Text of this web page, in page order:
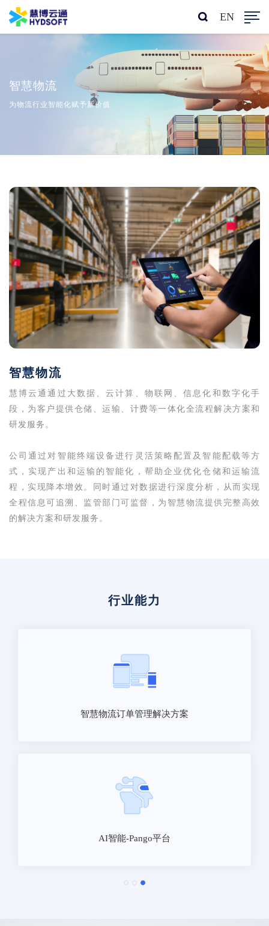
EN
智慧物流
为物流行业智能化赋予新价值
智慧物流
慧博云通通过大数据、云计算、物联网、信息化和数字化手
段，为客户提供仓储、运输、计费等一体化全流程解决方案和
研发服务。
公司通过对智能终端设备进行灵活策略配置及智能配载等方
式，实现产出和运输的智能化，帮助企业优化仓储和运输流
程，实现降本增效。同时通过对数据进行深度分析，从而实现
全程信息可追溯、监管部门可监督，为智慧物流提供完整高效
的解决方案和研发服务。
行业能力
智慧物流订单管理解决方案
AI智能-Pango平台